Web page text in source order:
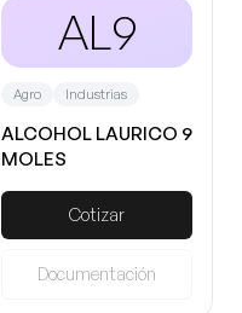
AL9
Agro Industrias
ALCOHOL LAURICO 9
MOLES
Cotizar
Documentación